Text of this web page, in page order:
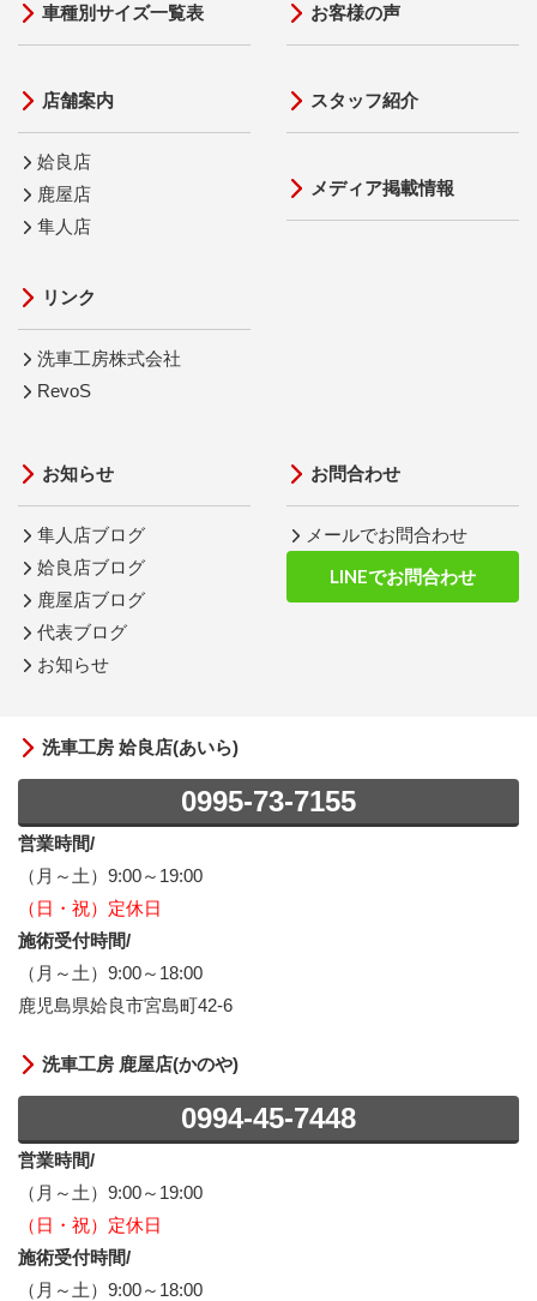
車種別サイズ一覧表
店舗案内
姶良店
鹿屋店
隼人店
リンク
洗車工房株式会社
RevoS
お客様の声
スタッフ紹介
メディア掲載情報
お知らせ
隼人店ブログ
姶良店ブログ
鹿屋店ブログ
代表ブログ
お知らせ
お問合わせ
メールでお問合わせ
LINEでお問合わせ
洗車工房 姶良店(あいら)
0995-73-7155
営業時間/
（月～土）9:00～19:00
（日・祝）定休日
施術受付時間/
（月～土）9:00～18:00
鹿児島県姶良市宮島町42-6
洗車工房 鹿屋店(かのや)
0994-45-7448
営業時間/
（月～土）9:00～19:00
（日・祝）定休日
施術受付時間/
（月～土）9:00～18:00